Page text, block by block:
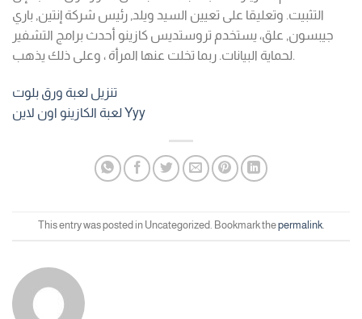
التثبيت. وتعليقا على تعيين السيد ويلد, رئيس شركة إنتين, باري
جيبسون, علق، يستخدم تروستديس كازينو أحدث برامج التشفير
لحماية البيانات. ربما تخلت عنها المرأة ، وعلى ذلك يذهب.
تنزيل لعبة ورق بلوت
لعبة الكازينو اون لاين Yyy
This entry was posted in Uncategorized. Bookmark thepermalink.